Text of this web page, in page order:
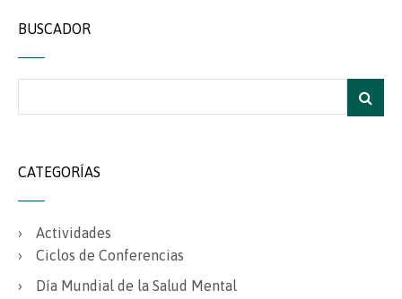
BUSCADOR
CATEGORÍAS
Actividades
Ciclos de Conferencias
Día Mundial de la Salud Mental